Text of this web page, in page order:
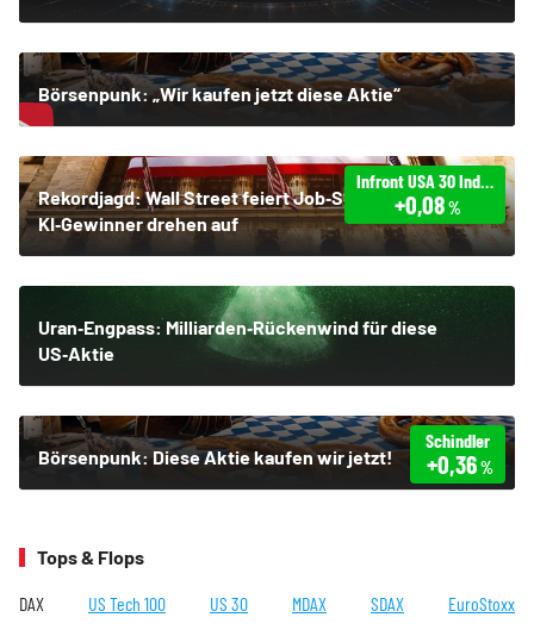
Börsenpunk: „Wir kaufen jetzt diese Aktie“
Rekordjagd: Wall Street feiert Job‑Schock –
KI‑Gewinner drehen auf
Infront USA 30 Industrial
+0,08 %
Uran‑Engpass: Milliarden‑Rückenwind für diese
US‑Aktie
Börsenpunk: Diese Aktie kaufen wir jetzt!
Schindler
+0,36%
Tops & Flops
DAX US Tech 100 US 30 MDAX SDAX EuroStoxx